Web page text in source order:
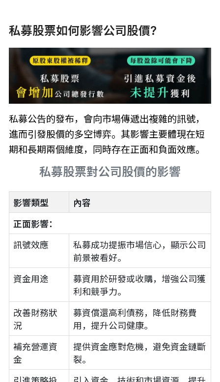
私募股票如何影響公司股價?
私募公告的發布，會向市場傳遞出複雜的訊號，
進而引發股價的多空博弈。其影響主要體現在短
期和長期兩個維度，同時存在正面和負面效應。
私募股票對公司股價的影響
影響類型 內容
正面影響：
訊號效應
私募成功提振市場信心，顯示公司
前景被看好。
資金用途
募資用於研發或收購，增強公司獲
利和競爭力。
改善財務狀
況
募資償還高利債務，降低財務費
用，提升公司健康。
補充營運資
金
提供資金應對危機，避免資金鏈斷
裂。